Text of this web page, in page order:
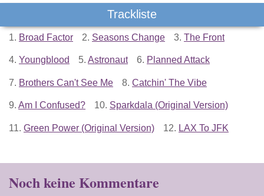
Trackliste
1. Broad Factor 2. Seasons Change 3. The Front
4. Youngblood 5. Astronaut 6. Planned Attack
7. Brothers Can't See Me 8. Catchin' The Vibe
9. Am I Confused? 10. Sparkdala (Original Version)
11. Green Power (Original Version) 12. LAX To JFK
Noch keine Kommentare